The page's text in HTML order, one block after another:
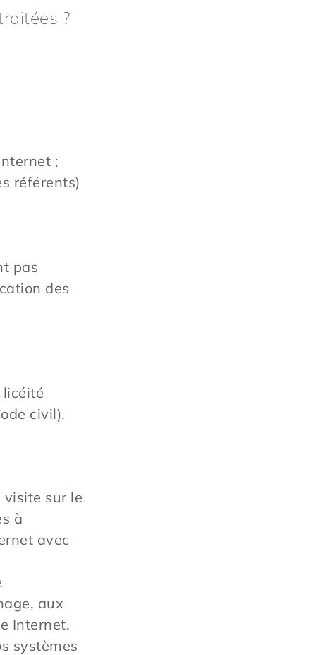
?
;
référents)
pas
des
civil).
visite sur le
à
avec
aux
Internet.
systèmes